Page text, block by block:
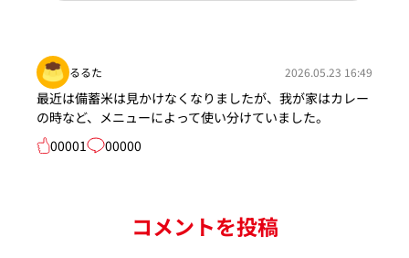
るるた 2026.05.23 16:49
最近は備蓄米は見かけなくなりましたが、我が家はカレー
の時など、メニューによって使い分けていました。
00001
00000
コメントを投稿